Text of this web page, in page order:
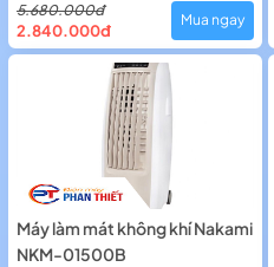
Mua ngay
5.680.000đ
2.840.000đ
Máy làm mát không khí Nakami
NKM-01500B